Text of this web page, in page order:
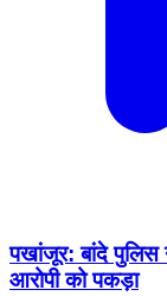
पखांजूर: बांदे
आरोपी को पकड़ा